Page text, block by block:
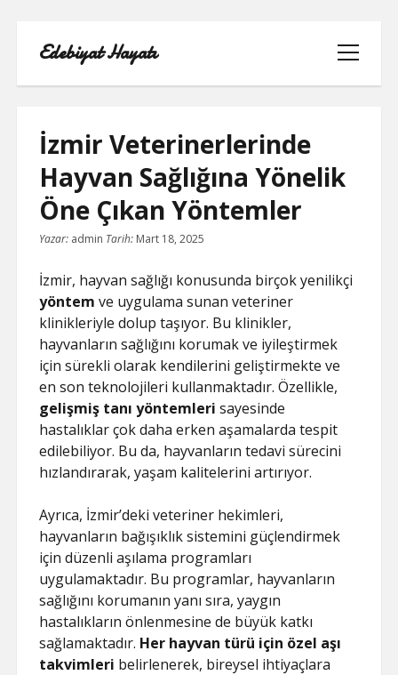
Edebiyat Hayatı
menüyü
aç
INSTAGRAM BEĞENI KASMA HILESI
LISTE
SAYFA LISTESI
SHORTS ABONE KASMA HILESI
PARASIZ
TWITTER GIZLI İÇERIK GÖRME
İzmir Veterinerlerinde
Hayvan Sağlığına Yönelik
Öne Çıkan Yöntemler
Yazar: admin Tarih: Mart 18, 2025
İzmir, hayvan sağlığı konusunda birçok yenilikçi
yöntem ve uygulama sunan veteriner
klinikleriyle dolup taşıyor. Bu klinikler,
hayvanların sağlığını korumak ve iyileştirmek
için sürekli olarak kendilerini geliştirmekte ve
en son teknolojileri kullanmaktadır. Özellikle,
gelişmiş tanı yöntemleri sayesinde
hastalıklar çok daha erken aşamalarda tespit
edilebiliyor. Bu da, hayvanların tedavi sürecini
hızlandırarak, yaşam kalitelerini artırıyor.
Ayrıca, İzmir’deki veteriner hekimleri,
hayvanların bağışıklık sistemini güçlendirmek
için düzenli aşılama programları
uygulamaktadır. Bu programlar, hayvanların
sağlığını korumanın yanı sıra, yaygın
hastalıkların önlenmesine de büyük katkı
sağlamaktadır. Her hayvan türü için özel aşı
takvimleri belirlenerek, bireysel ihtiyaçlara